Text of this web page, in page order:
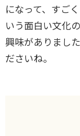
になって、すご
いう面白い文化
興味がありまし
ださいね。